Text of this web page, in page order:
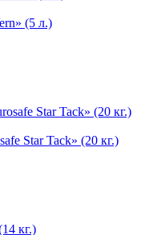
(5 л.)
Star Tack» (20 кг.)